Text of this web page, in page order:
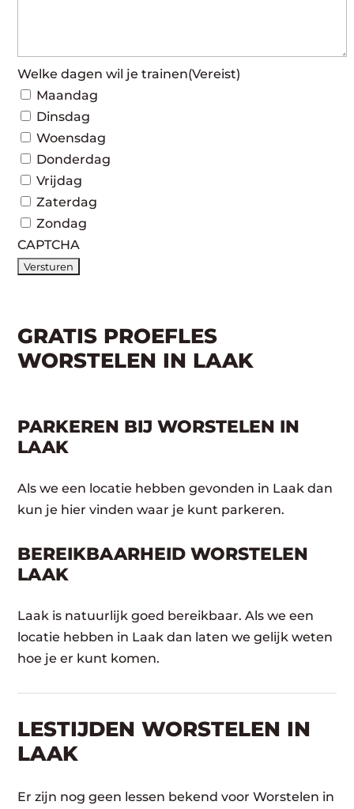
Welke dagen wil je trainen(Vereist)
Maandag
Dinsdag
Woensdag
Donderdag
Vrijdag
Zaterdag
Zondag
CAPTCHA
GRATIS PROEFLES
WORSTELEN IN LAAK
PARKEREN BIJ WORSTELEN IN
LAAK
Als we een locatie hebben gevonden in Laak dan
kun je hier vinden waar je kunt parkeren.
BEREIKBAARHEID WORSTELEN
LAAK
Laak is natuurlijk goed bereikbaar. Als we een
locatie hebben in Laak dan laten we gelijk weten
hoe je er kunt komen.
LESTIJDEN WORSTELEN IN
LAAK
Er zijn nog geen lessen bekend voor Worstelen in